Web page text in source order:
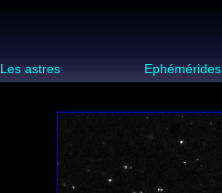
Les astres Ephémérides